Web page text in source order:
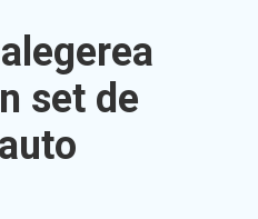
set de